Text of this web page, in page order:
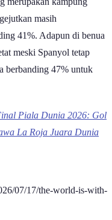
di enam benua | GoodStats
oleh media olahraga
pertandingan final.
dukungan terhadap
benua. Dominasi